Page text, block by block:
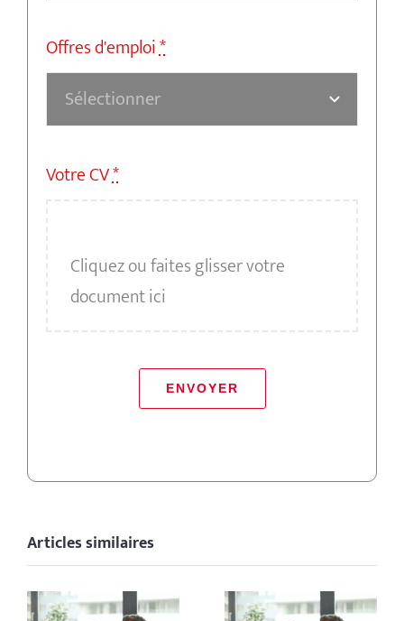
Offres d'emploi*
Votre CV*
Cliquez ou faites glisser votre
document ici
ENVOYER
Articles similaires